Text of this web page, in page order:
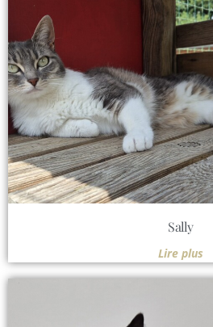
Sally
Lire plus